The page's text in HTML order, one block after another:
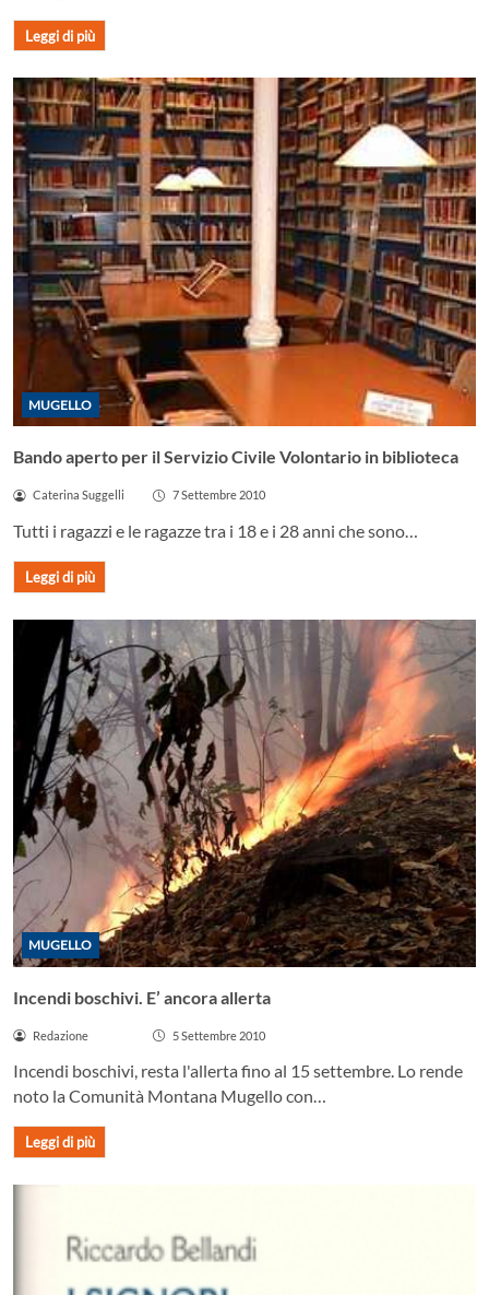
Leggi di più
MUGELLO
Bando aperto per il Servizio Civile Volontario in biblioteca
Caterina Suggelli 7 Settembre 2010
Tutti i ragazzi e le ragazze tra i 18 e i 28 anni che sono…
Leggi di più
MUGELLO
Incendi boschivi. E’ ancora allerta
Redazione 5 Settembre 2010
Incendi boschivi, resta l'allerta fino al 15 settembre. Lo rende
noto la Comunità Montana Mugello con…
Leggi di più